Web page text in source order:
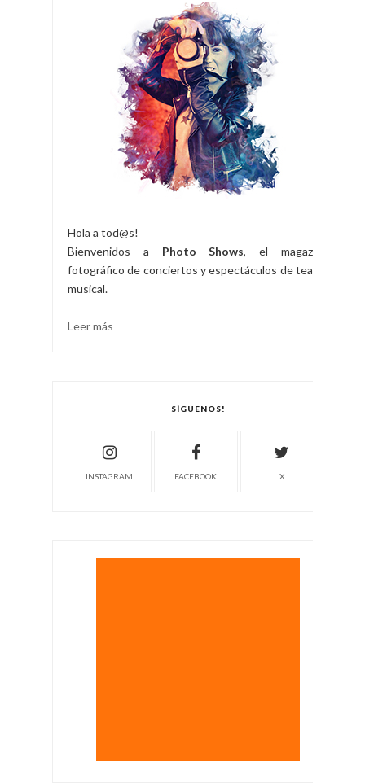
Hola a tod@s!
Bienvenidos a Photo Shows, el magazine
fotográfico de conciertos y espectáculos de teatro
musical.
Leer más
SÍGUENOS!
INSTAGRAM FACEBOOK X